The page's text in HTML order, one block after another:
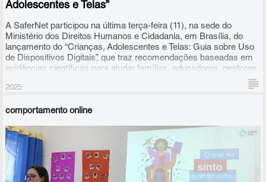
Adolescentes e Telas”
A SaferNet participou na última terça-feira (11), na sede do
Ministério dos Direitos Humanos e Cidadania, em Brasília, do
lançamento do “Crianças, Adolescentes e Telas: Guia sobre Uso
de Dispositivos Digitais”, que traz recomendações baseadas em
evidências científicas para ajudar famílias, educadores, gestores
base às políticas públicas nas áreas de saúde, educação,
2025
comportamento online